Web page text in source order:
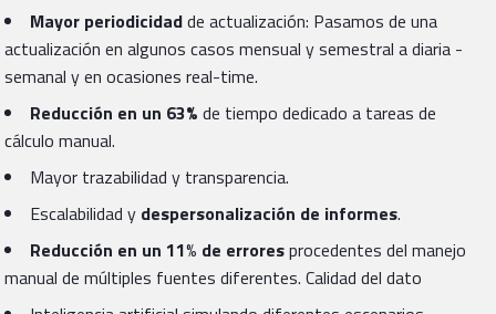
Mayor periodicidadde actualización: Pasamos de una
actualización en algunos casos mensual y semestral a diaria -
semanal y en ocasiones real-time.
Reducción en un 63% de tiempo dedicado a tareas de
cálculo manual.
Mayor trazabilidad y transparencia.
Escalabilidad y despersonalización de informes.
Reducción en un 11% de erroresprocedentes del manejo
manual de múltiples fuentes diferentes. Calidad del dato